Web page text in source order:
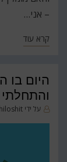
– אני…
קרא עוד
היום בו
על ידי